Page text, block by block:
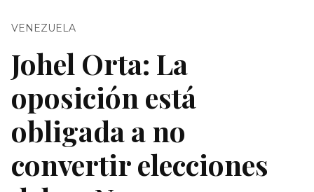
VENEZUELA
Johel Orta: La
oposición está
obligada a no
convertir elecciones